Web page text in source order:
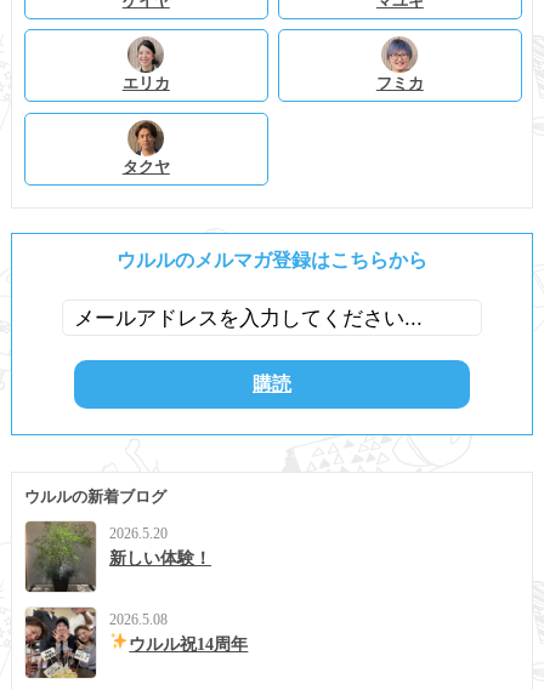
エリカ フミカ
タクヤ
ウルルのメルマガ登録はこちらから
ウルルの新着ブログ
2026.5.20
新しい体験！
2026.5.08
ウルル祝14周年